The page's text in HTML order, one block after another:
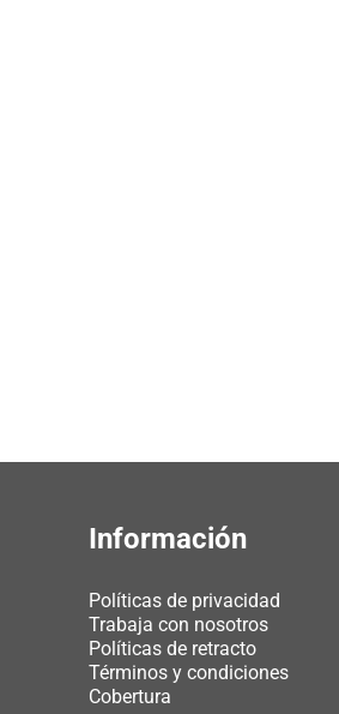
Información
Políticas de privacidad
Trabaja con nosotros
Políticas de retracto
Términos y condiciones
Cobertura